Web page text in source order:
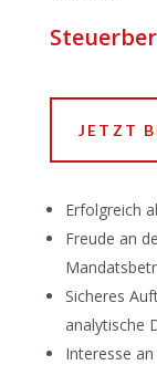
JETZT
Erfolgreich
Freude an
Sicheres
analytische
Interesse